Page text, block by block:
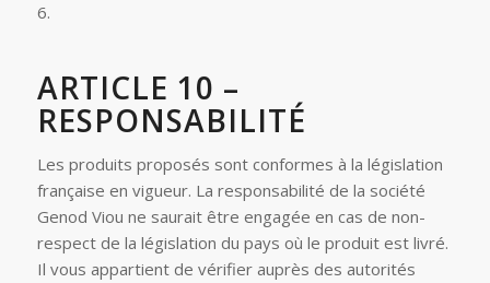
6.
ARTICLE 10 –
RESPONSABILITÉ
Les produits proposés sont conformes à la législation
française en vigueur. La responsabilité de la société
Genod Viou ne saurait être engagée en cas de non-
respect de la législation du pays où le produit est livré.
Il vous appartient de vérifier auprès des autorités